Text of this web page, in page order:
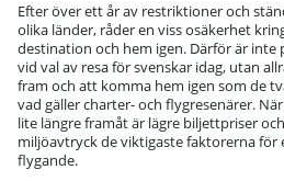
Efter över ett år av restriktioner och
olika länder, råder en viss osäkerhet
destination och hem igen. Därför är
vid val av resa för svenskar idag, utan
fram och att komma hem igen som de
vad gäller charter- och flygresenärer.
lite längre framåt är lägre biljettpriser
miljöavtryck de viktigaste faktorerna
flygande.